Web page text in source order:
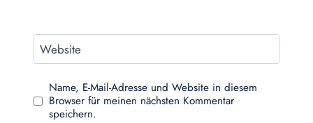
Website
Name, E-Mail-Adresse und Website in diesem
Browser für meinen nächsten Kommentar
speichern.